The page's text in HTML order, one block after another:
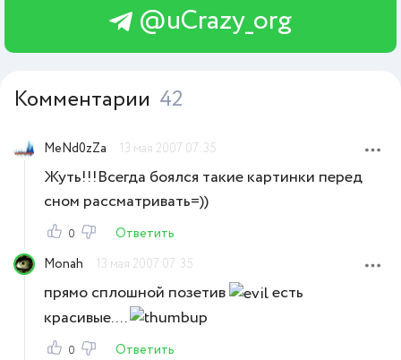
@uCrazy_org
Комментарии 42
MeNd0zZa 13 мая 2007 07:35
Жуть!!!Всегда боялся такие картинки перед
сном рассматривать=))
0
Ответить
Monah
13 мая 2007 07:35
прямо сплошной позетив
есть
красивые....
0
Ответить